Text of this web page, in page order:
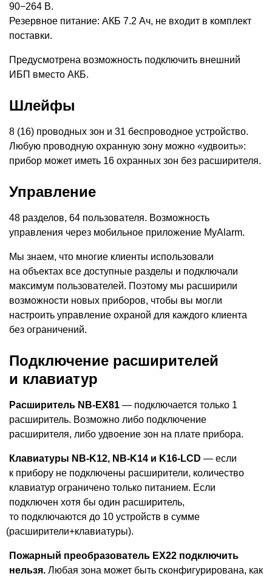
90−264 В.
Резервное питание: АКБ 7.2 Ач, не входит в комплект
поставки.
Предусмотрена возможность подключить внешний
ИБП вместо АКБ.
Шлейфы
8 (16) проводных зон и 31 беспроводное устройство.
Любую проводную охранную зону можно «удвоить»:
прибор может иметь 16 охранных зон без расширителя.
Управление
48 разделов, 64 пользователя. Возможность
управления через мобильное приложение MyAlarm.
Мы знаем, что многие клиенты использовали
на объектах все доступные разделы и подключали
максимум пользователей. Поэтому мы расширили
возможности новых приборов, чтобы вы могли
настроить управление охраной для каждого клиента
без ограничений.
Подключение расширителей
и клавиатур
Расширитель NB-EX81 — подключается только 1
расширитель. Возможно либо подключение
расширителя, либо удвоение зон на плате прибора.
Клавиатуры NB-K12, NB-K14 и K16-LCD — если
к прибору не подключены расширители, количество
клавиатур ограничено только питанием. Если
подключен хотя бы один расширитель,
то подключаются до 10 устройств в сумме
(расширители+клавиатуры).
Пожарный преобразователь EX22 подключить
нельзя. Любая зона может быть сконфигурирована, как